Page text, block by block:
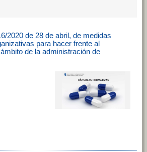
2020 de 28 de abril, de medidas
para hacer frente al
de la administración de